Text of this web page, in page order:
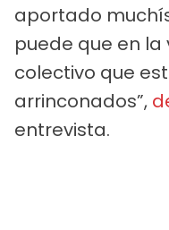
aportado
puede que en
colectivo que
arrinconados”,
entrevista.